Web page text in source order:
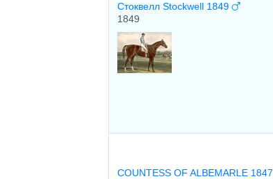
Стоквелл Stockwell 1849
1849
COUNTESS OF ALBEMARLE 1847